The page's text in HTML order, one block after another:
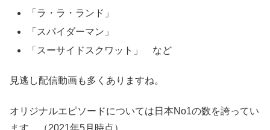
「ラ・ラ・ランド」
「スパイダーマン」
「スーサイドスクワット」 など
見逃し配信動画も多くありますね。
オリジナルエピソードについては日本No1の数を誇ってい
ます。（2021年5月時点）